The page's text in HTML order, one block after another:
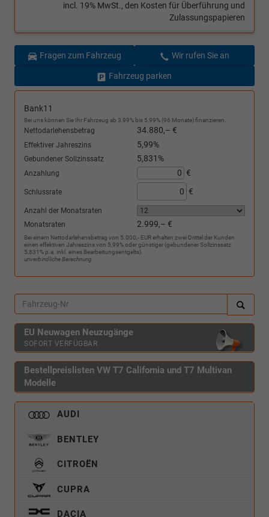
incl. 19% MwSt., den Kosten für Überführung und
Zulassungspapieren
Fragen zum Fahrzeug Wir rufen Sie an
Fahrzeug parken
Bank11
Bei uns können Sie Ihr Fahrzeug ab 3,99% bis 5,99% (96 Monate) finanzieren.
Nettodarlehensbetrag 34.880,– €
Effektiver Jahreszins 5,99%
Gebundener Sollzinssatz 5,831%
Anzahlung €
Schlussrate €
Anzahl der Monatsraten
Monatsraten
2.999,– €
Bei einem Nettodarlehensbetrag von 5.000,- EUR erhalten zwei Drittel der Kunden
einen effektiven Jahreszins von 5,99% oder günstiger (gebundener Sollzinssatz
5,831% p.a. inkl. eines Bearbeitungsentgelts).
unverbindliche Berechnung
EU Neuwagen Neuzugänge
SOFORT VERFÜGBAR
Bestellpreislisten VW T7 California und T7 Multivan
Modelle
AUDI
BENTLEY
CITROËN
CUPRA
DACIA